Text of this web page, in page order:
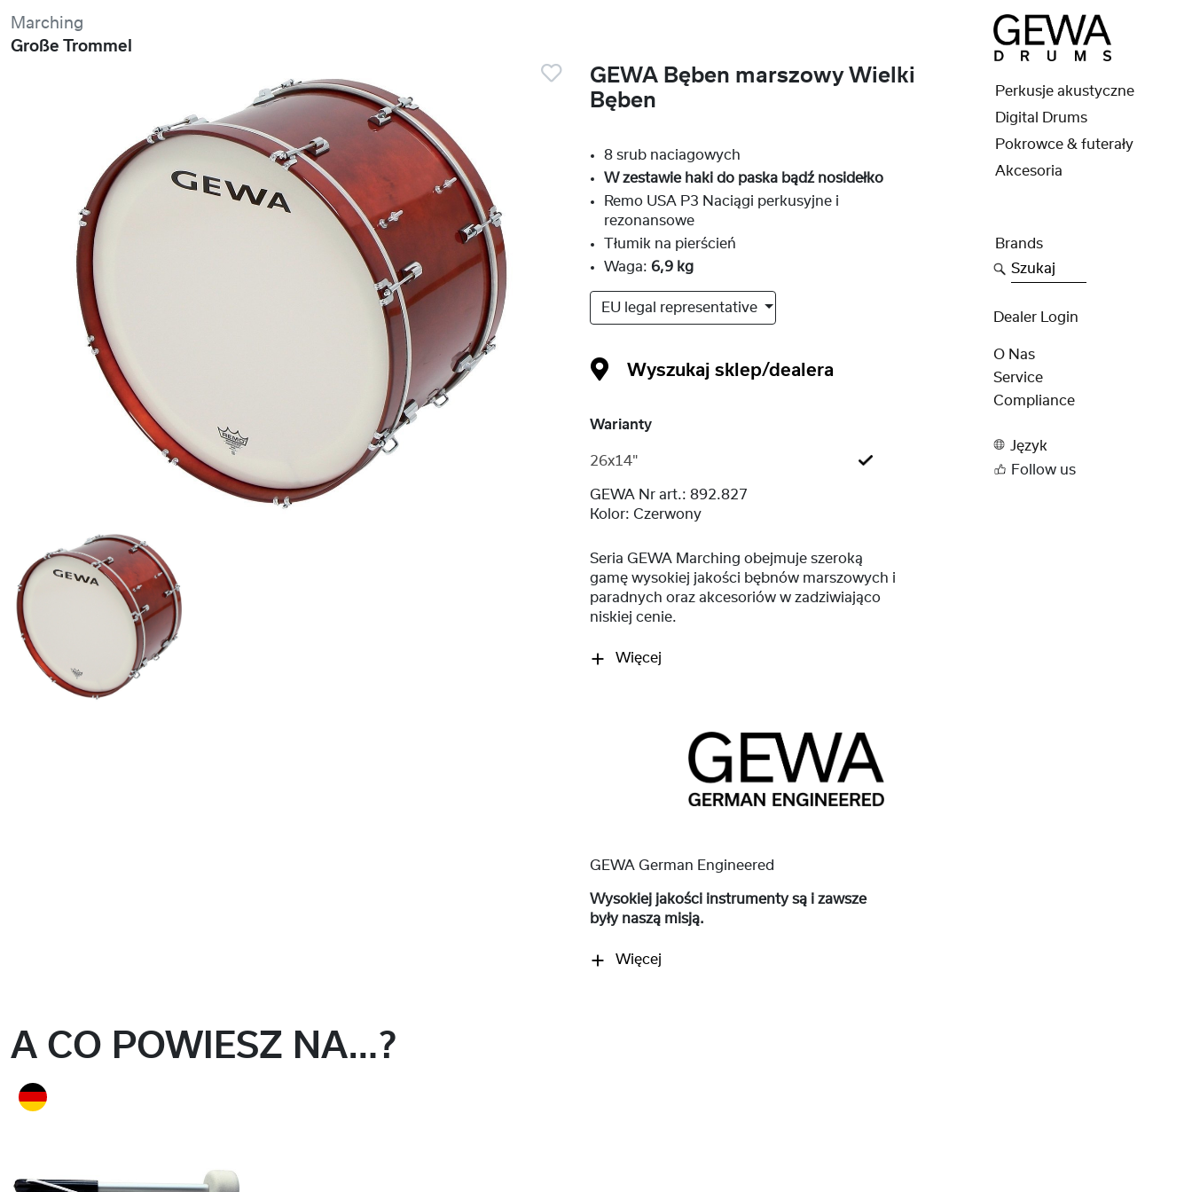
Marching
Große Trommel
GEWA Bęben marszowy Wielki
Bęben
Warianty
26x14"
Wyszukaj sklep/dealera
8 srub naciagowych
W zestawie haki do paska bądź nosidełko
Remo USA P3 Naciągi perkusyjne i
rezonansowe
Tłumik na pierścień
Waga: 6,9 kg
EU legal representative
GEWA Nr art.: 892.827
Kolor: Czerwony
Seria GEWA Marching obejmuje szeroką
gamę wysokiej jakości bębnów marszowych i
paradnych oraz akcesoriów w zadziwiająco
niskiej cenie.
Więcej
GEWA German Engineered
Wysokiej jakości instrumenty są i zawsze
były naszą misją.
Więcej
A CO POWIESZ NA…?
Perkusje akustyczne
Digital Drums
Pokrowce & futerały
Akcesoria
Brands
Szukaj
Dealer Login
O Nas
Service
Compliance
Język
Follow us